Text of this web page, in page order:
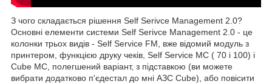
З чого складається рішення Self Serivce Management 2.0?
Основні елементи системи Self Serivce Management 2.0 - це
колонки трьох видів - Self Service FM, вже відомий модуль з
принтером, функцією друку чеків, Self Service MC ( 70 і 100) і
Cube MC, полегшений варіант, з підставкою (ви можете
вибрати додатково п'єдестал до мні АЗС Cube), або повісити